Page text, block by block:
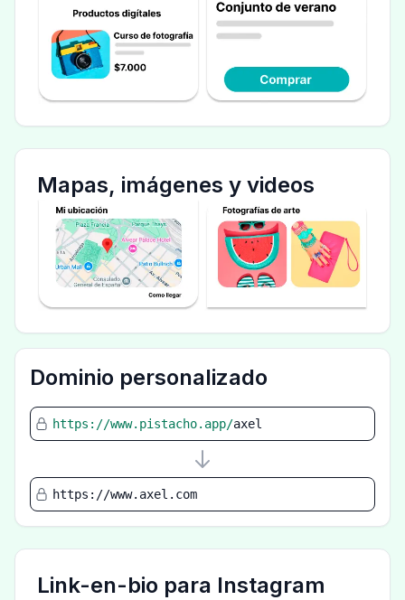
Mapas, imágenes y videos
Dominio personalizado
https://www.pistacho.app/axel
https://www.axel.com
Link-en-bio para Instagram